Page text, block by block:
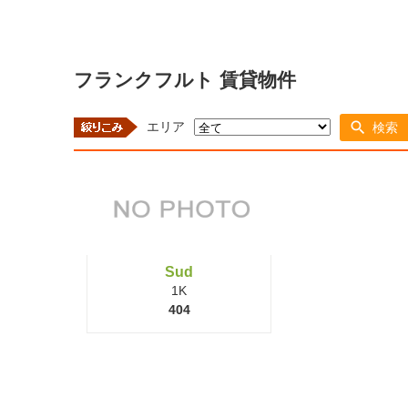
フランクフルト 賃貸物件
エリア 検索
Sud
1K
404